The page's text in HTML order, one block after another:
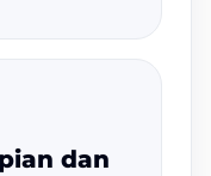
dan